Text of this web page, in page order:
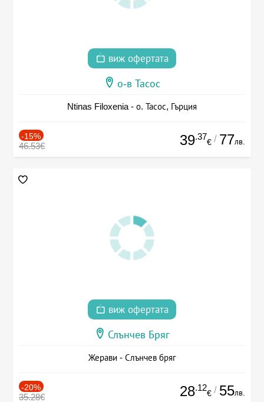
виж офертата
о-в Тасос
Ntinas Filoxenia - о. Тасос, Гърция
-15%
46.53€ 39.37
€ / 77лв.
виж офертата
Слънчев Бряг
Жерави - Слънчев бряг
-20%
35.28€ 28.12
€ / 55лв.